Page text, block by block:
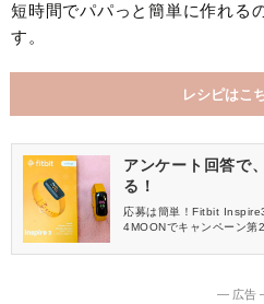
短時間でパパっと簡単に作れる
す。
レシピはこ
アンケート回答で
る！
応募は簡単！Fitbit
4MOONでキャンペーン第
― 広告